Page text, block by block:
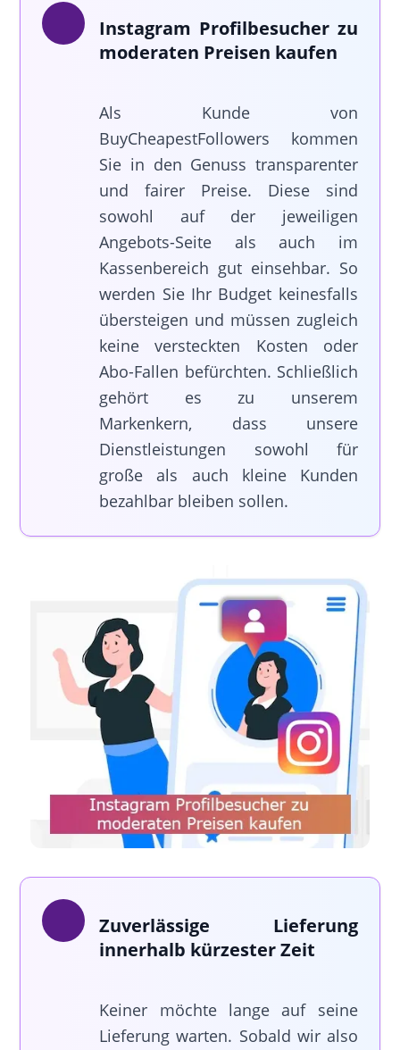
Instagram Profilbesucher zu
moderaten Preisen kaufen
Als Kunde von
BuyCheapestFollowers kommen
Sie in den Genuss transparenter
und fairer Preise. Diese sind
sowohl auf der jeweiligen
Angebots-Seite als auch im
Kassenbereich gut einsehbar. So
werden Sie Ihr Budget keinesfalls
übersteigen und müssen zugleich
keine versteckten Kosten oder
Abo-Fallen befürchten. Schließlich
gehört es zu unserem
Markenkern, dass unsere
Dienstleistungen sowohl für
große als auch kleine Kunden
bezahlbar bleiben sollen.
Zuverlässige Lieferung
innerhalb kürzester Zeit
Keiner möchte lange auf seine
Lieferung warten. Sobald wir also